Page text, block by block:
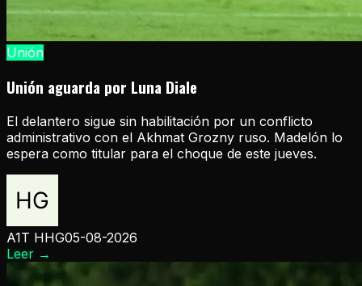
Unión
Unión aguarda por Luna Diale
El delantero sigue sin habilitación por un conflicto
administrativo con el Akhmat Grozny ruso. Madelón lo
espera como titular para el choque de este jueves.
A1T HHG05-08-2026
Leer →